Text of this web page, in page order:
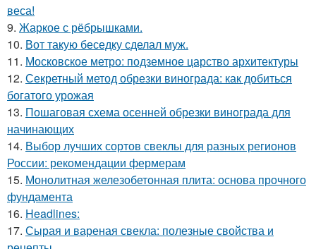
веса!
9. Жаркое с рёбрышками.
10. Вот такую беседку сделал муж.
11. Московское метро: подземное царство архитектуры
12. Секретный метод обрезки винограда: как добиться
богатого урожая
13. Пошаговая схема осенней обрезки винограда для
начинающих
14. Выбор лучших сортов свеклы для разных регионов
России: рекомендации фермерам
15. Монолитная железобетонная плита: основа прочного
фундамента
16. Headlines:
17. Сырая и вареная свекла: полезные свойства и